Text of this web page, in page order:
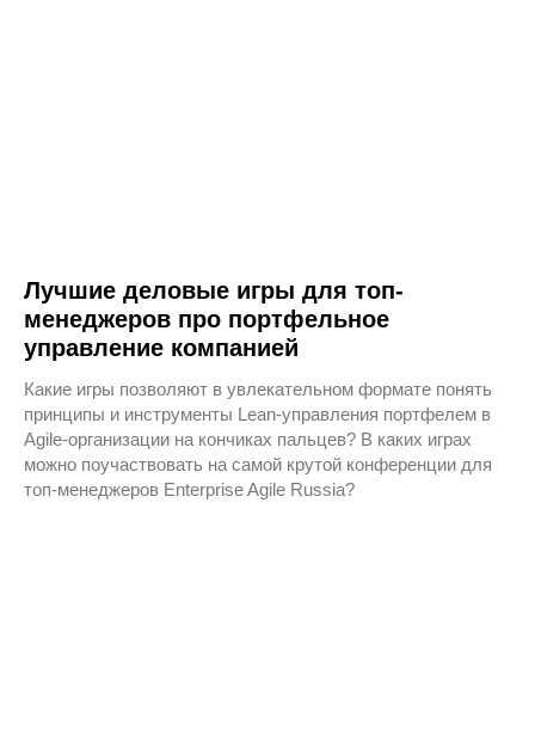
Лучшие деловые игры для топ-
менеджеров про портфельное
управление компанией
Какие игры позволяют в увлекательном формате понять
принципы и инструменты Lean-управления портфелем в
Agile-организации на кончиках пальцев? В каких играх
можно поучаствовать на самой крутой конференции для
топ-менеджеров Enterprise Agile Russia?